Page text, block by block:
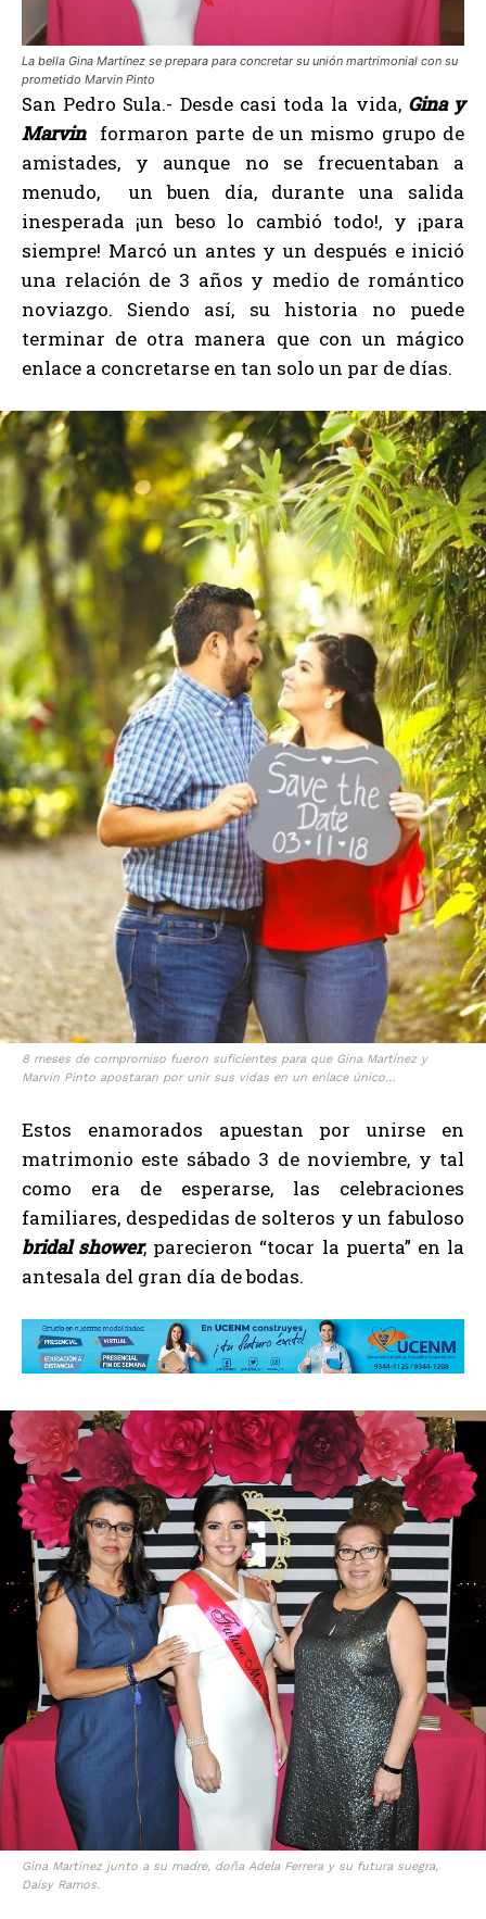
La bella Gina Martínez se prepara para concretar su unión martrimonial con su
prometido Marvin Pinto
San Pedro Sula.- Desde casi toda la vida, Gina y
Marvinformaron parte de un mismo grupo de
amistades, y aunque no se frecuentaban a
menudo, un buen día, durante una salida
inesperada ¡un beso lo cambió todo!, y ¡para
siempre! Marcó un antes y un después e inició
una relación de 3 años y medio de romántico
noviazgo. Siendo así, su historia no puede
terminar de otra manera que con un mágico
enlace a concretarse en tan solo un par de días.
8 meses de compromiso fueron suficientes para que Gina Martínez y
Marvin Pinto apostaran por unir sus vidas en un enlace único…
Estos enamorados apuestan por unirse en
matrimonio este sábado 3 de noviembre, y tal
como era de esperarse, las celebraciones
familiares, despedidas de solteros y un fabuloso
bridal shower, parecieron “tocar la puerta” en la
antesala del gran día de bodas.
Gina Martínez junto a su madre, doña Adela Ferrera y su futura suegra,
Daisy Ramos.